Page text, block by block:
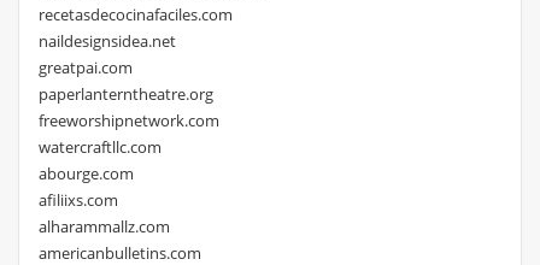
recetasdecocinafaciles.com
naildesignsidea.net
greatpai.com
paperlanterntheatre.org
freeworshipnetwork.com
watercraftllc.com
abourge.com
afiliixs.com
alharammallz.com
americanbulletins.com